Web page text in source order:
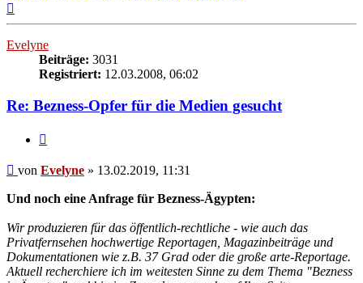
oben
Evelyne
Beiträge: 3031
Registriert: 12.03.2008, 06:02
Re: Bezness-Opfer für die Medien gesucht
Beitrag
von Evelyne » 13.02.2019, 11:31
Und noch eine Anfrage für Bezness-Ägypten:
Wir produzieren für das öffentlich-rechtliche - wie auch das
Privatfernsehen hochwertige Reportagen, Magazinbeiträge und
Dokumentationen wie z.B. 37 Grad oder die große arte-Reportage.
Aktuell recherchiere ich im weitesten Sinne zu dem Thema "Bezness